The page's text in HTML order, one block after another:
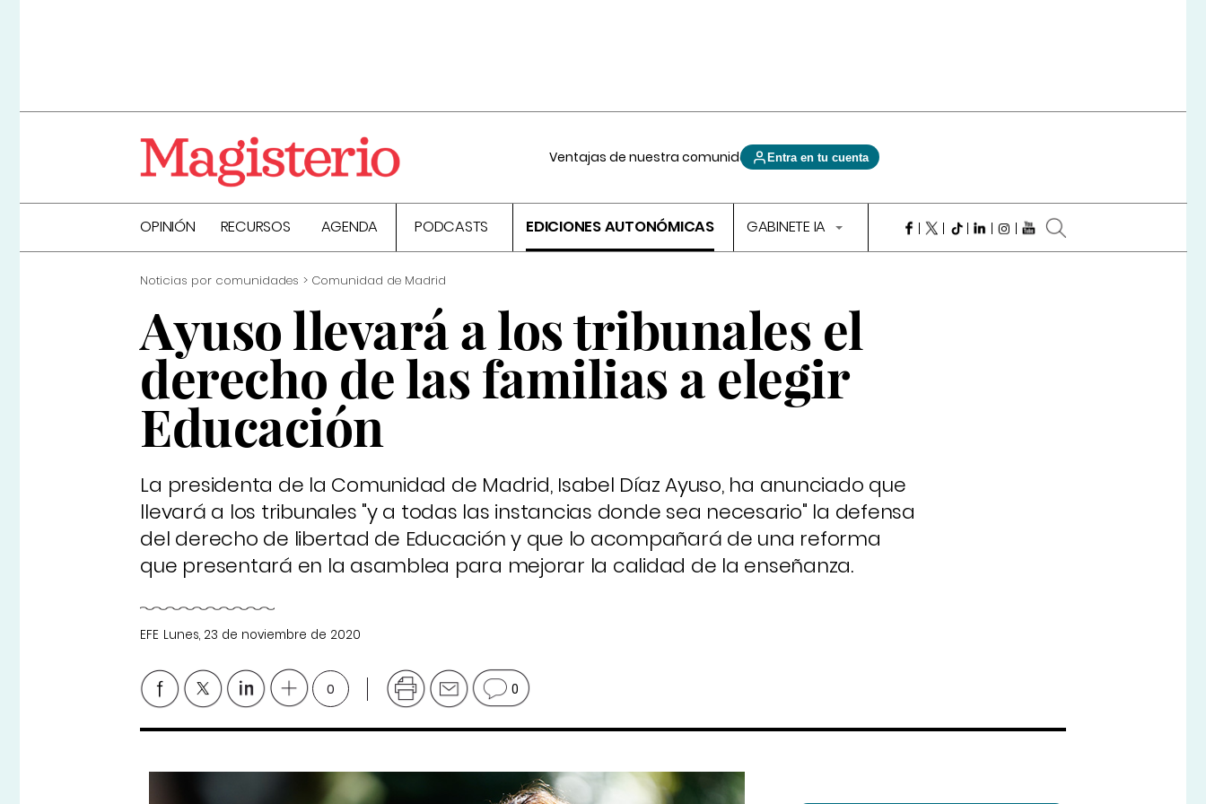
Ventajas de nuestra comunidad Entra en tu cuenta
OPINIÓN RECURSOS AGENDA PODCASTS EDICIONES AUTONÓMICAS GABINETE IA
Noticias por comunidades Comunidad de Madrid
Ayuso llevará a los tribunales el
derecho de las familias a elegir
Educación
La presidenta de la Comunidad de Madrid, Isabel Díaz Ayuso, ha anunciado que
llevará a los tribunales "y a todas las instancias donde sea necesario" la defensa
del derecho de libertad de Educación y que lo acompañará de una reforma
que presentará en la asamblea para mejorar la calidad de la enseñanza.
EFE Lunes, 23 de noviembre de 2020
0 0